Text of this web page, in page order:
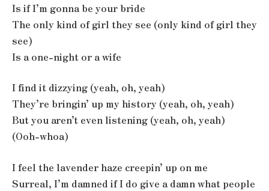
Is if I’m gonna be your bride
The only kind of girl they see (only kind of girl they
see)
Is a one-night or a wife
I find it dizzying (yeah, oh, yeah)
They’re bringin’ up my history (yeah, oh, yeah)
But you aren’t even listening (yeah, oh, yeah)
(Ooh-whoa)
I feel the lavender haze creepin’ up on me
Surreal, I’m damned if I do give a damn what people